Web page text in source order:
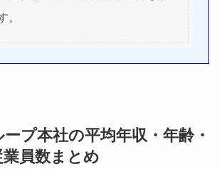
。
ープ本社の平均年収・年齢・
員数まとめ